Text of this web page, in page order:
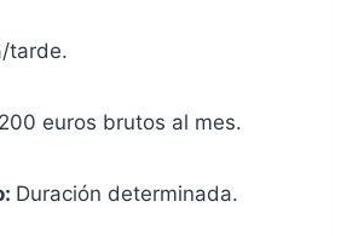
tarde.
euros brutos al mes.
Duración determinada.